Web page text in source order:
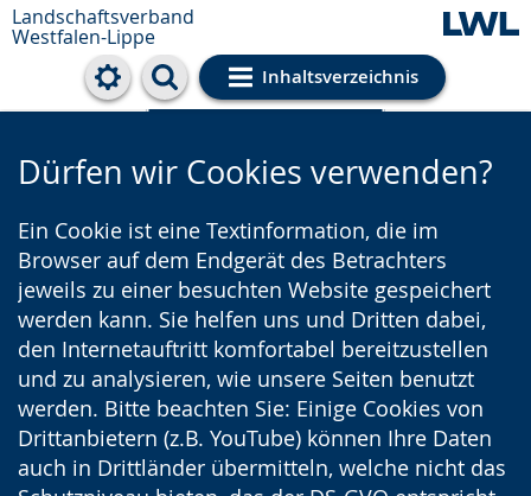
Landschaftsverband
Westfalen-Lippe
Inhaltsverzeichnis
Cookie-Einstellungen
Dürfen wir Cookies verwenden?
Ein Cookie ist eine Textinformation, die im
Browser auf dem Endgerät des Betrachters
jeweils zu einer besuchten Website gespeichert
werden kann. Sie helfen uns und Dritten dabei,
den Internetauftritt komfortabel bereitzustellen
und zu analysieren, wie unsere Seiten benutzt
werden. Bitte beachten Sie: Einige Cookies von
Drittanbietern (z.B. YouTube) können Ihre Daten
auch in Drittländer übermitteln, welche nicht das